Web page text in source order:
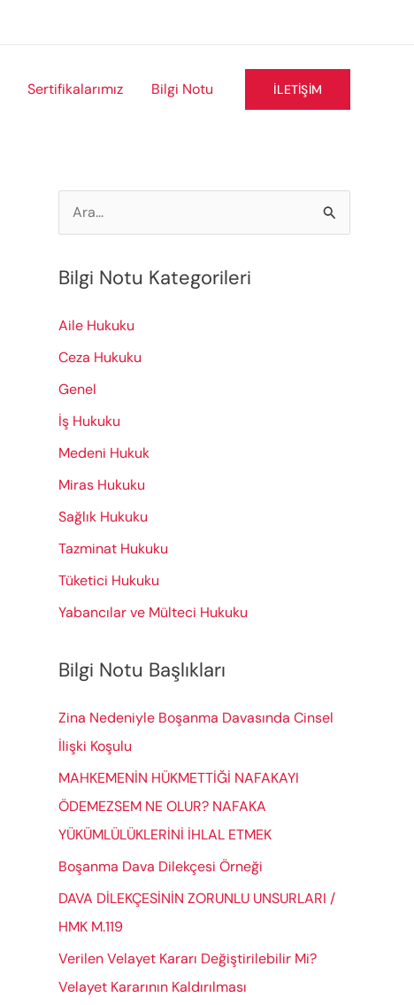
Sertifikalarımız Bilgi Notu İLETIŞIM
e
r
c
r
:
Bilgi Notu Kategorileri
Aile Hukuku
Ceza Hukuku
Genel
İş Hukuku
Medeni Hukuk
Miras Hukuku
Sağlık Hukuku
Tazminat Hukuku
Tüketici Hukuku
Yabancılar ve Mülteci Hukuku
Bilgi Notu Başlıkları
Zina Nedeniyle Boşanma Davasında Cinsel
İlişki Koşulu
MAHKEMENİN HÜKMETTİĞİ NAFAKAYI
ÖDEMEZSEM NE OLUR? NAFAKA
YÜKÜMLÜLÜKLERİNİ İHLAL ETMEK
Boşanma Dava Dilekçesi Örneği
DAVA DİLEKÇESİNİN ZORUNLU UNSURLARI /
HMK M.119
Verilen Velayet Kararı Değiştirilebilir Mi?
Velayet Kararının Kaldırılması